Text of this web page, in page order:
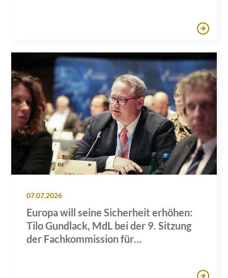
07.07.2026
Europa will seine Sicherheit erhöhen:
Tilo Gundlack, MdL bei der 9. Sitzung
der Fachkommission für